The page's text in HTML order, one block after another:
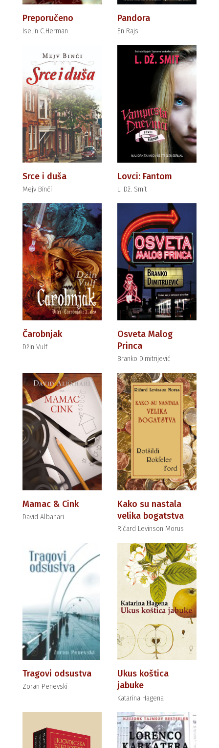
Preporučeno
Iselin C.Herman
Pandora
En Rajs
Srce i duša
Mejv Binči
Lovci: Fantom
L. Dž. Smit
Čarobnjak
Džin Vulf
Osveta Malog
Princa
Branko Dimitrijević
Mamac & Cink
David Albahari
Kako su nastala
velika bogatstva
Ričard Levinson Morus
Tragovi odsustva
Zoran Penevski
Ukus koštica
jabuke
Katarina Hagena